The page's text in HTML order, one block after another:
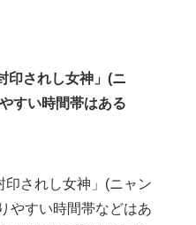
印されし女神」(ニ
すい時間帯はある
印されし女神」(ニャン
やすい時間帯などはあ